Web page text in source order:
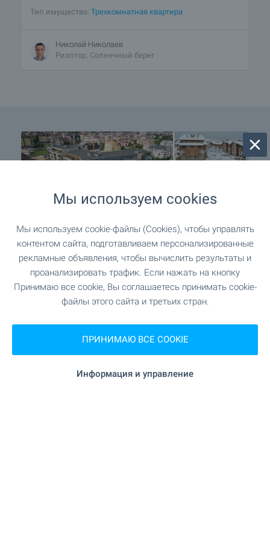
Тип имущества: Трехкомнатная квартира
Николай Николаев
Риэлтор, Солнечный берег
Добро пожаловать на видео
У нас вы найдете тысячи объектов
просматривайте их сейчас - на телефоне,
Мы используем cookies
Мы используем cookie-файлы (Cookies), чтобы управлять
контентом сайта, подготавливаем персонализированные
рекламные объявления, чтобы вычислить результаты и
проанализировать трафик. Если нажать на кнопку
Принимаю все cookie, Вы соглашаетесь принимать cookie-
файлы этого сайта и третьих стран.
ПРИНИМАЮ ВСЕ COOKIE
Информация и управление